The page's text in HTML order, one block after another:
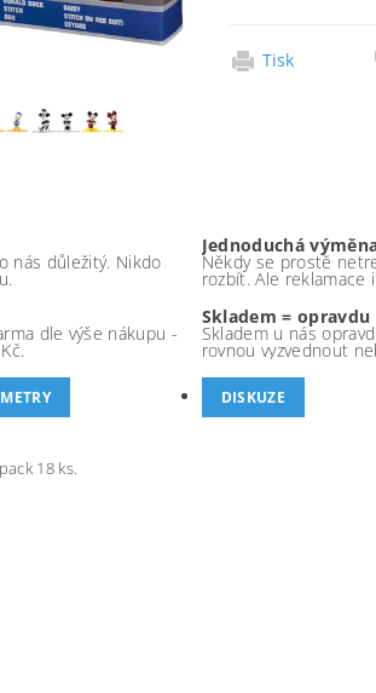
Tisk
nás důležitý. Nikdo
Jednoduchá
Někdy se prostě
rozbít. Ale reklamace
dle výše nákupu -
Skladem = opravdu
Skladem u nás
rovnou vyzvednout
DISKUZE
18 ks.